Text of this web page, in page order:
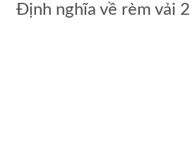
Định nghĩa về rèm vải 2